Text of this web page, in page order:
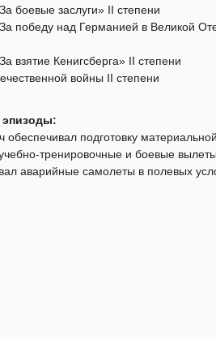
боевые заслуги» II степени
победу над Германией в Великой
взятие Кенигсберга» II степени
войны II степени
обеспечивал подготовку
тренировочные и боевые
аварийные самолеты в полевых